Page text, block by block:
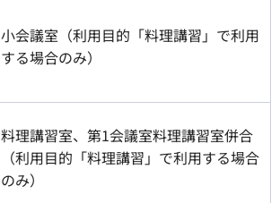
小会議室（利用目的「料理講習」で利用
する場合のみ）
料理講習室、第1会議室料理講習室併合
（利用目的「料理講習」で利用する場合
のみ）